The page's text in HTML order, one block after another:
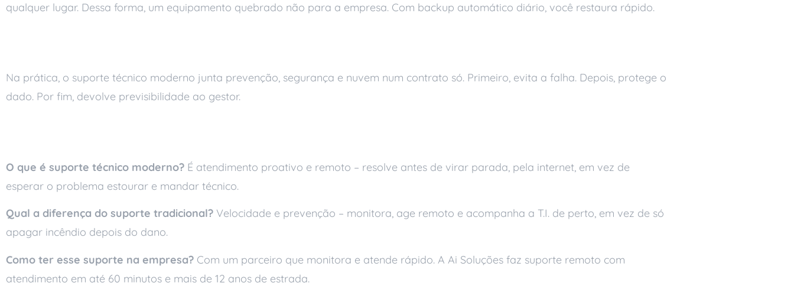
qualquer lugar. Dessa forma, um equipamento quebrado não para a empresa. Com backup automático diário, você restaura rápido.
Na prática, o suporte técnico moderno junta prevenção, segurança e nuvem num contrato só. Primeiro, evita a falha. Depois, protege o
dado. Por fim, devolve previsibilidade ao gestor.
O que é suporte técnico moderno? É atendimento proativo e remoto – resolve antes de virar parada, pela internet, em vez de
esperar o problema estourar e mandar técnico.
Qual a diferença do suporte tradicional? Velocidade e prevenção – monitora, age remoto e acompanha a T.I. de perto, em vez de só
apagar incêndio depois do dano.
Como ter esse suporte na empresa? Com um parceiro que monitora e atende rápido. A Ai Soluções faz suporte remoto com
atendimento em até 60 minutos e mais de 12 anos de estrada.